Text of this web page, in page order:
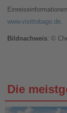
www.visittobago.de.
Bildnachweis: ©
Die